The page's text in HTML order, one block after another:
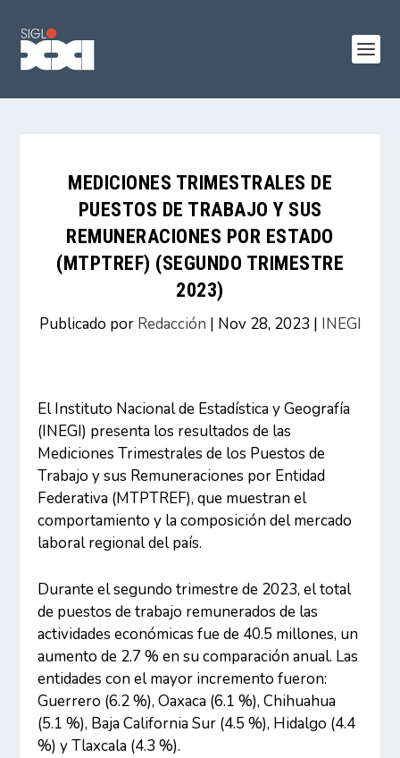
MEDICIONES TRIMESTRALES DE
PUESTOS DE TRABAJO Y SUS
REMUNERACIONES POR ESTADO
(MTPTREF) (SEGUNDO TRIMESTRE
2023)
Publicado por Redacción | Nov 28, 2023 | INEGI
El Instituto Nacional de Estadística y Geografía
(INEGI) presenta los resultados de las
Mediciones Trimestrales de los Puestos de
Trabajo y sus Remuneraciones por Entidad
Federativa (MTPTREF), que muestran el
comportamiento y la composición del mercado
laboral regional del país.
Durante el segundo trimestre de 2023, el total
de puestos de trabajo remunerados de las
actividades económicas fue de 40.5 millones, un
aumento de 2.7 % en su comparación anual. Las
entidades con el mayor incremento fueron:
Guerrero (6.2 %), Oaxaca (6.1 %), Chihuahua
(5.1 %), Baja California Sur (4.5 %), Hidalgo (4.4
%) y Tlaxcala (4.3 %).